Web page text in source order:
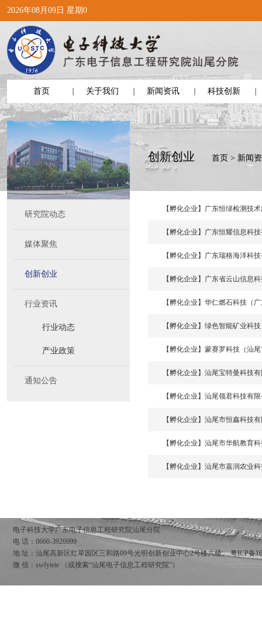
2026年08月09日 星期0
首页 关于我们 新闻资讯 科技创新
研究院动态
媒体聚焦
创新创业
行业资讯
行业动态
产业政策
通知公告
创新创业 首页 > 新闻
【孵化企业】广东恒绿检测技
【孵化企业】广东恒耀信息科
【孵化企业】广东瑞格海洋科
【孵化企业】广东省云山信息
【孵化企业】华仁燃石科技（
【孵化企业】绿色智能矿业科
【孵化企业】蒙赛罗科技（汕
【孵化企业】汕尾宝特曼科技
【孵化企业】汕尾领君科技有
【孵化企业】汕尾市恒鑫科技
【孵化企业】汕尾市华航教育
【孵化企业】汕尾市嘉润农业
电子科技大学广东电子信息工程研究院汕尾分院
电 话：0660-3926999
地 址：汕尾高新区红草园区三和路09号光明创新创业中心2号楼六楼。粤ICP备
微 信：swfyieie （或搜索“汕尾电子信息工程研究院”）